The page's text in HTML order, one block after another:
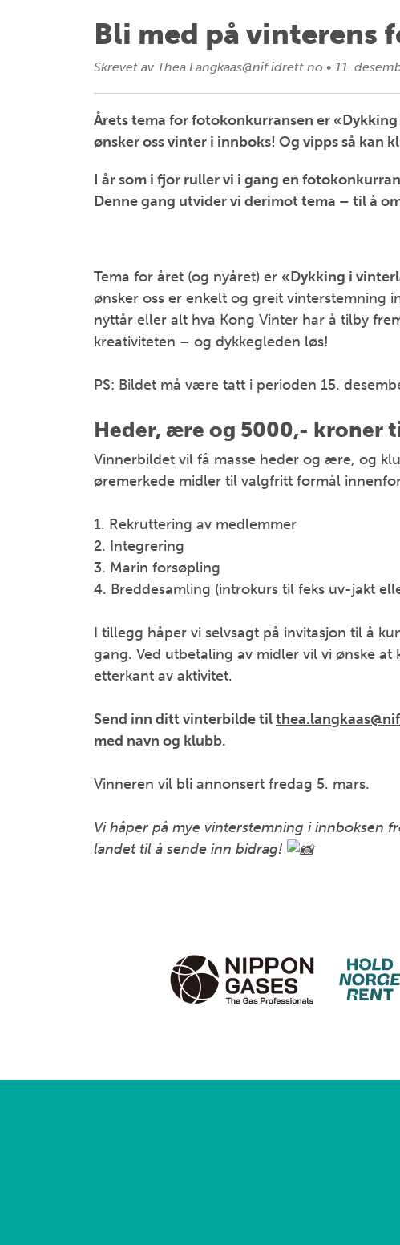
Bli med på vinterens
Skrevet av Thea.Langkaas@nif.idrett.no • 11.
Årets tema for fotokonkurransen er
ønsker oss vinter i innboks! Og vipps så kan
I år som i fjor ruller vi i gang en
Denne gang utvider vi derimot tema – til å
Tema for året (og nyåret) er «Dykking i
ønsker oss er enkelt og greit vinterstemning
nyttår eller alt hva Kong Vinter har å tilby
kreativiteten – og dykkegleden løs!
PS: Bildet må være tatt i perioden 15.
Heder, ære og 5000,- kroner
Vinnerbildet vil få masse heder og ære, og
øremerkede midler til valgfritt formål
1. Rekruttering av medlemmer
2. Integrering
3. Marin forsøpling
4. Breddesamling (introkurs til feks uv-jakt
I tillegg håper vi selvsagt på invitasjon til å
gang. Ved utbetaling av midler vil vi ønske
etterkant av aktivitet.
Send inn ditt vinterbilde til
med navn og klubb.
Vinneren vil bli annonsert fredag 5. mars.
Vi håper på mye vinterstemning i innboksen
landet til å sende inn bidrag!